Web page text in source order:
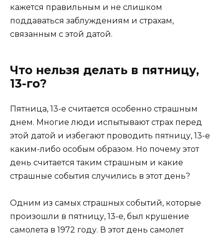
кажется правильным и не слишком
поддаваться заблуждениям и страхам,
связанным с этой датой.
Что нельзя делать в пятницу,
13-го?
Пятница, 13-е считается особенно страшным
днем. Многие люди испытывают страх перед
этой датой и избегают проводить пятницу, 13-е
каким-либо особым образом. Но почему этот
день считается таким страшным и какие
страшные события случились в этот день?
Одним из самых страшных событий, которые
произошли в пятницу, 13-е, был крушение
самолета в 1972 году. В этот день самолет